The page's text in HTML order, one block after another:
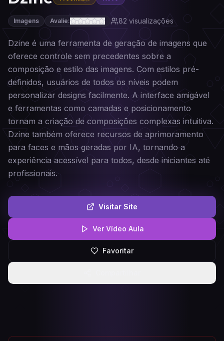
Imagens Avalie: 82 visualizações
Dzine é uma ferramenta de geração de imagens que
oferece controle sem precedentes sobre a
composição e estilo das imagens. Com estilos pré-
definidos, usuários de todos os níveis podem
personalizar designs facilmente. A interface amigável
e ferramentas como camadas e posicionamento
tornam a criação de composições complexas intuitiva.
Dzine também oferece recursos de aprimoramento
para faces e mãos geradas por IA, tornando a
experiência acessível para todos, desde iniciantes até
profissionais.
Visitar Site
Ver Vídeo Aula
Favoritar